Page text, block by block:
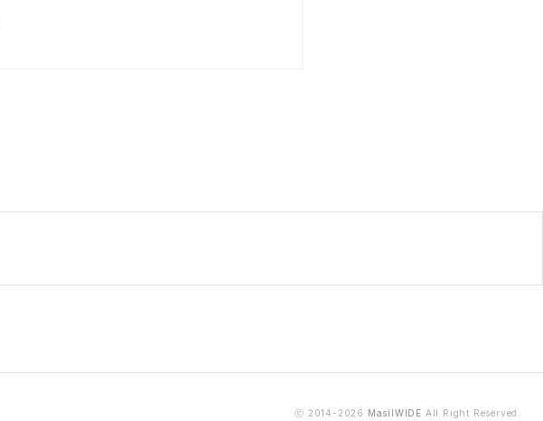
ⓒ 2014-2026 MasilWIDE All Right Reserved.